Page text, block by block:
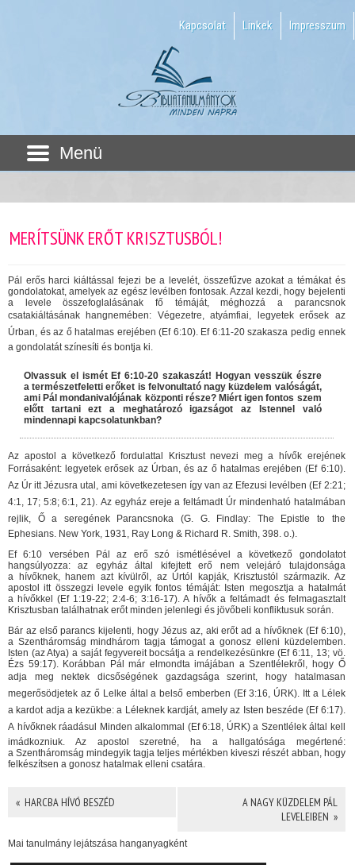
Kapcsolat Linkek Impresszum
Menü
MERÍTSÜNK ERŐT KRISZTUSBÓL!
Pál erős harci kiáltással fejezi be a levelét, összefűzve azokat a témákat és
gondolatokat, amelyek az egész levélben fontosak. Azzal kezdi, hogy bejelenti
a levele összefoglalásának fő témáját, méghozzá a parancsnok
csatakiáltásának hangnemében: Végezetre, atyámfiai, legyetek erősek az
Úrban, és az ő hatalmas erejében (Ef 6:10). Ef 6:11-20 szakasza pedig ennek
a gondolatát színesíti és bontja ki.
Olvassuk el ismét Ef 6:10-20 szakaszát! Hogyan vesszük észre
a természetfeletti erőket is felvonultató nagy küzdelem valóságát,
ami Pál mondanivalójának központi része? Miért igen fontos szem
előtt tartani ezt a meghatározó igazságot az Istennel való
mindennapi kapcsolatunkban?
Az apostol a következő fordulattal Krisztust nevezi meg a hívők erejének
Forrásaként: legyetek erősek az Úrban, és az ő hatalmas erejében (Ef 6:10).
Az Úr itt Jézusra utal, ami következetesen így van az Efezusi levélben (Ef 2:21;
4:1, 17; 5:8; 6:1, 21). Az egyház ereje a feltámadt Úr mindenható hatalmában
rejlik, Ő a seregének Parancsnoka (G. G. Findlay: The Epistle to the
Ephesians. New York, 1931, Ray Long & Richard R. Smith, 398. o.).
Ef 6:10 versében Pál az erő szó ismétlésével a következő gondolatot
hangsúlyozza: az egyház által kifejtett erő nem velejáró tulajdonsága
a hívőknek, hanem azt kívülről, az Úrtól kapják, Krisztustól származik. Az
apostol itt összegzi levele egyik fontos témáját: Isten megosztja a hatalmát
a hívőkkel (Ef 1:19-22; 2:4-6; 3:16-17). A hívők a feltámadt és felmagasztalt
Krisztusban találhatnak erőt minden jelenlegi és jövőbeli konfliktusuk során.
Bár az első parancs kijelenti, hogy Jézus az, aki erőt ad a hívőknek (Ef 6:10),
a Szentháromság mindhárom tagja támogat a gonosz elleni küzdelemben.
Isten (az Atya) a saját fegyvereit bocsátja a rendelkezésünkre (Ef 6:11, 13; vö.
Ézs 59:17). Korábban Pál már elmondta imájában a Szentlélekről, hogy Ő
adja meg nektek dicsőségének gazdagsága szerint, hogy hatalmasan
megerősödjetek az ő Lelke által a belső emberben (Ef 3:16, ÚRK). Itt a Lélek
a kardot adja a kezükbe: a Léleknek kardját, amely az Isten beszéde (Ef 6:17).
A hívőknek ráadásul Minden alkalommal (Ef 6:18, ÚRK) a Szentlélek által kell
imádkozniuk. Az apostol szeretné, ha a hallgatósága megértené:
a Szentháromság mindegyik tagja teljes mértékben kiveszi részét abban, hogy
felkészítsen a gonosz hatalmak elleni csatára.
« HARCBA HÍVÓ BESZÉD
A NAGY KÜZDELEM PÁL
LEVELEIBEN »
Mai tanulmány lejátszása hanganyagként